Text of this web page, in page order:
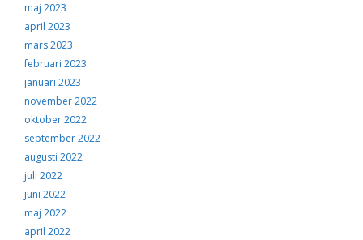
maj 2023
april 2023
mars 2023
februari 2023
januari 2023
november 2022
oktober 2022
september 2022
augusti 2022
juli 2022
juni 2022
maj 2022
april 2022